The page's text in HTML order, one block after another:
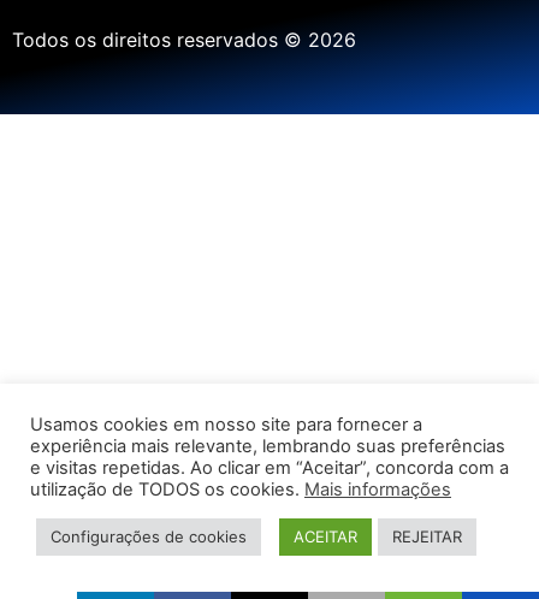
Todos os direitos reservados © 2026
Usamos cookies em nosso site para fornecer a
experiência mais relevante, lembrando suas preferências
e visitas repetidas. Ao clicar em “Aceitar”, concorda com a
utilização de TODOS os cookies. Mais informações
Configurações de cookies ACEITAR REJEITAR